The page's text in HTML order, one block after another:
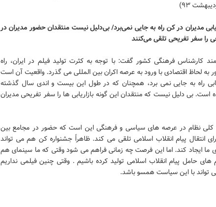
مدیران در کن راه به جایی نمی‌برد/ بی‌دلیل نیست منتقدان حضور مدیران در
را سفر تفریحی تلقی می‌کنند
کارشناس فرهنگی کشور گفت: با توجه به کثرت تولید فیلم در ایران، راه
لحاظ اقتصادی با ورود به عرصه اکران بین المللی می گذرد. واقعیت آن است
راه به جایی نمی برد، همچنان که در طول این بیست و اندی سال گذشته
است. بی دلیل نیست که منتقدان این گونه بازاریابی ها را سفر تفریحی مدیران
نظام در عرصه های سیاسی و فرهنگی این است که حضور در مجامع بین
انتقال پیام انقلاب اسلامی تلقی می کند. ظاهراً جشنواره کن هم می تواند
ما ایجاد کند. اما این فرصت چه زمانی فراهم می شود وقتی که ما سینمای هم
های حامل پیام انقلاب اسلامی تولید کرده باشیم . وقتی چنین فیلمی نداریم
تواند با این سیاست همسو باشد.